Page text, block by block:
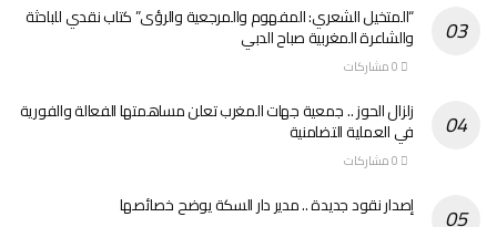
“المتخيل الشعري: المفهوم والمرجعية والرؤى” كتاب نقدي للباحثة
والشاعرة المغربية صباح الدبي
زلزال الحوز .. جمعية جهات المغرب تعلن مساهمتها الفعالة والفورية
في العملية التضامنية
إصدار نقود جديدة .. مدير دار السكة يوضح خصائصها